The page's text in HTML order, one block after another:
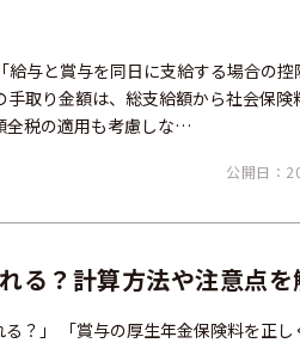
給与と賞与を同日に支給する場合の
取り金額は、総支給額から社会保
全税の適用も考慮しな…
公開日：
る？計算方法や注意点を
る？」 「賞与の厚生年金保険料を正